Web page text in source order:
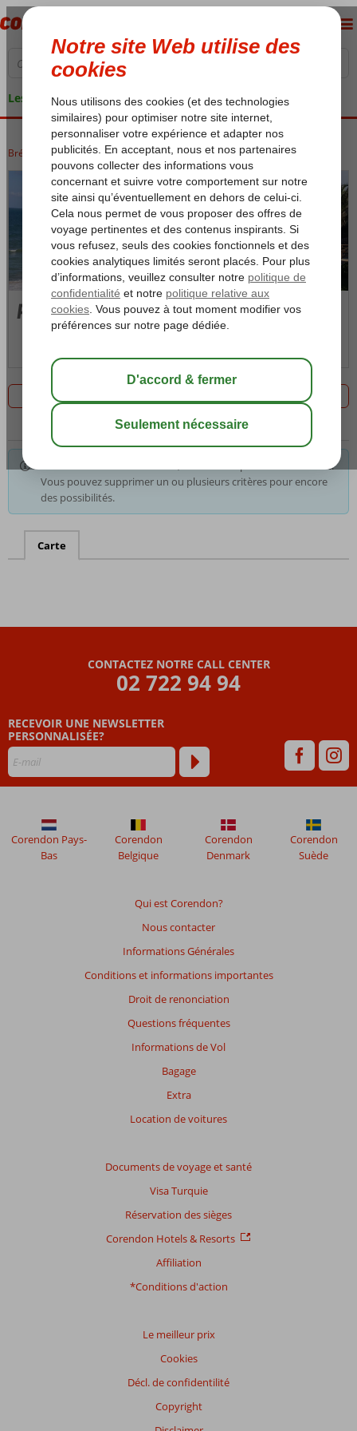
Les garanties de vacances
Brésil Natal Natal Ponta Negra
Ponta Negra
Pour les critères sélectionnés, nous avons pas le choix. Astuce:
Vous pouvez supprimer un ou plusieurs critères pour encore
des possibilités.
Carte
CONTACTEZ NOTRE CALL CENTER
02 722 94 94
RECEVOIR UNE NEWSLETTER
PERSONNALISÉE?
Qui est Corendon?
Nous contacter
Informations Générales
Conditions et informations importantes
Droit de renonciation
Questions fréquentes
Informations de Vol
Bagage
Extra
Location de voitures
Documents de voyage et santé
Visa Turquie
Réservation des sièges
Corendon Hotels & Resorts
Affiliation
*Conditions d'action
Le meilleur prix
Cookies
Décl. de confidentilité
Copyright
Corendon Pays-
Bas
Corendon
Belgique
Corendon
Denmark
Corendon
Suède